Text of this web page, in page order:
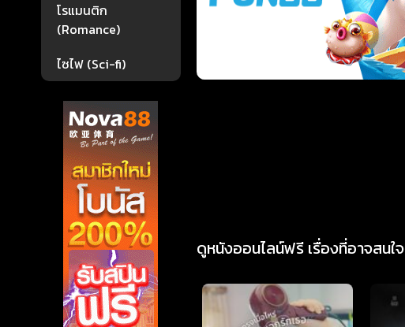
โรแมนติก
(Romance)
ไซไฟ (Sci-fi)
ดูหนังออนไลน์ฟรี เรื่องที่อาจสนใจ